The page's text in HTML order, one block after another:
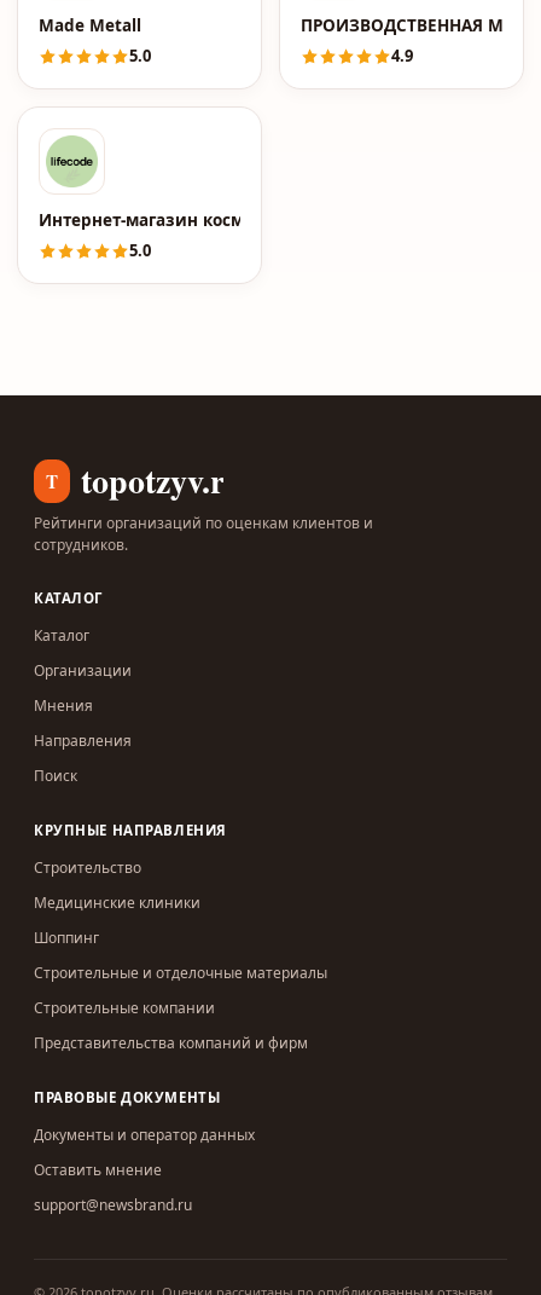
Made Metall
5.0
ПРОИЗВОДСТВЕННАЯ
4.9
Интернет-магазин косметики Lifecode.pro
5.0
T topotzyv.ru
Рейтинги организаций по оценкам клиентов и
сотрудников.
КАТАЛОГ
Каталог
Организации
Мнения
Направления
Поиск
КРУПНЫЕ НАПРАВЛЕНИЯ
Строительство
Медицинские клиники
Шоппинг
Строительные и отделочные материалы
Строительные компании
Представительства компаний и фирм
ПРАВОВЫЕ ДОКУМЕНТЫ
Документы и оператор данных
Оставить мнение
support@newsbrand.ru